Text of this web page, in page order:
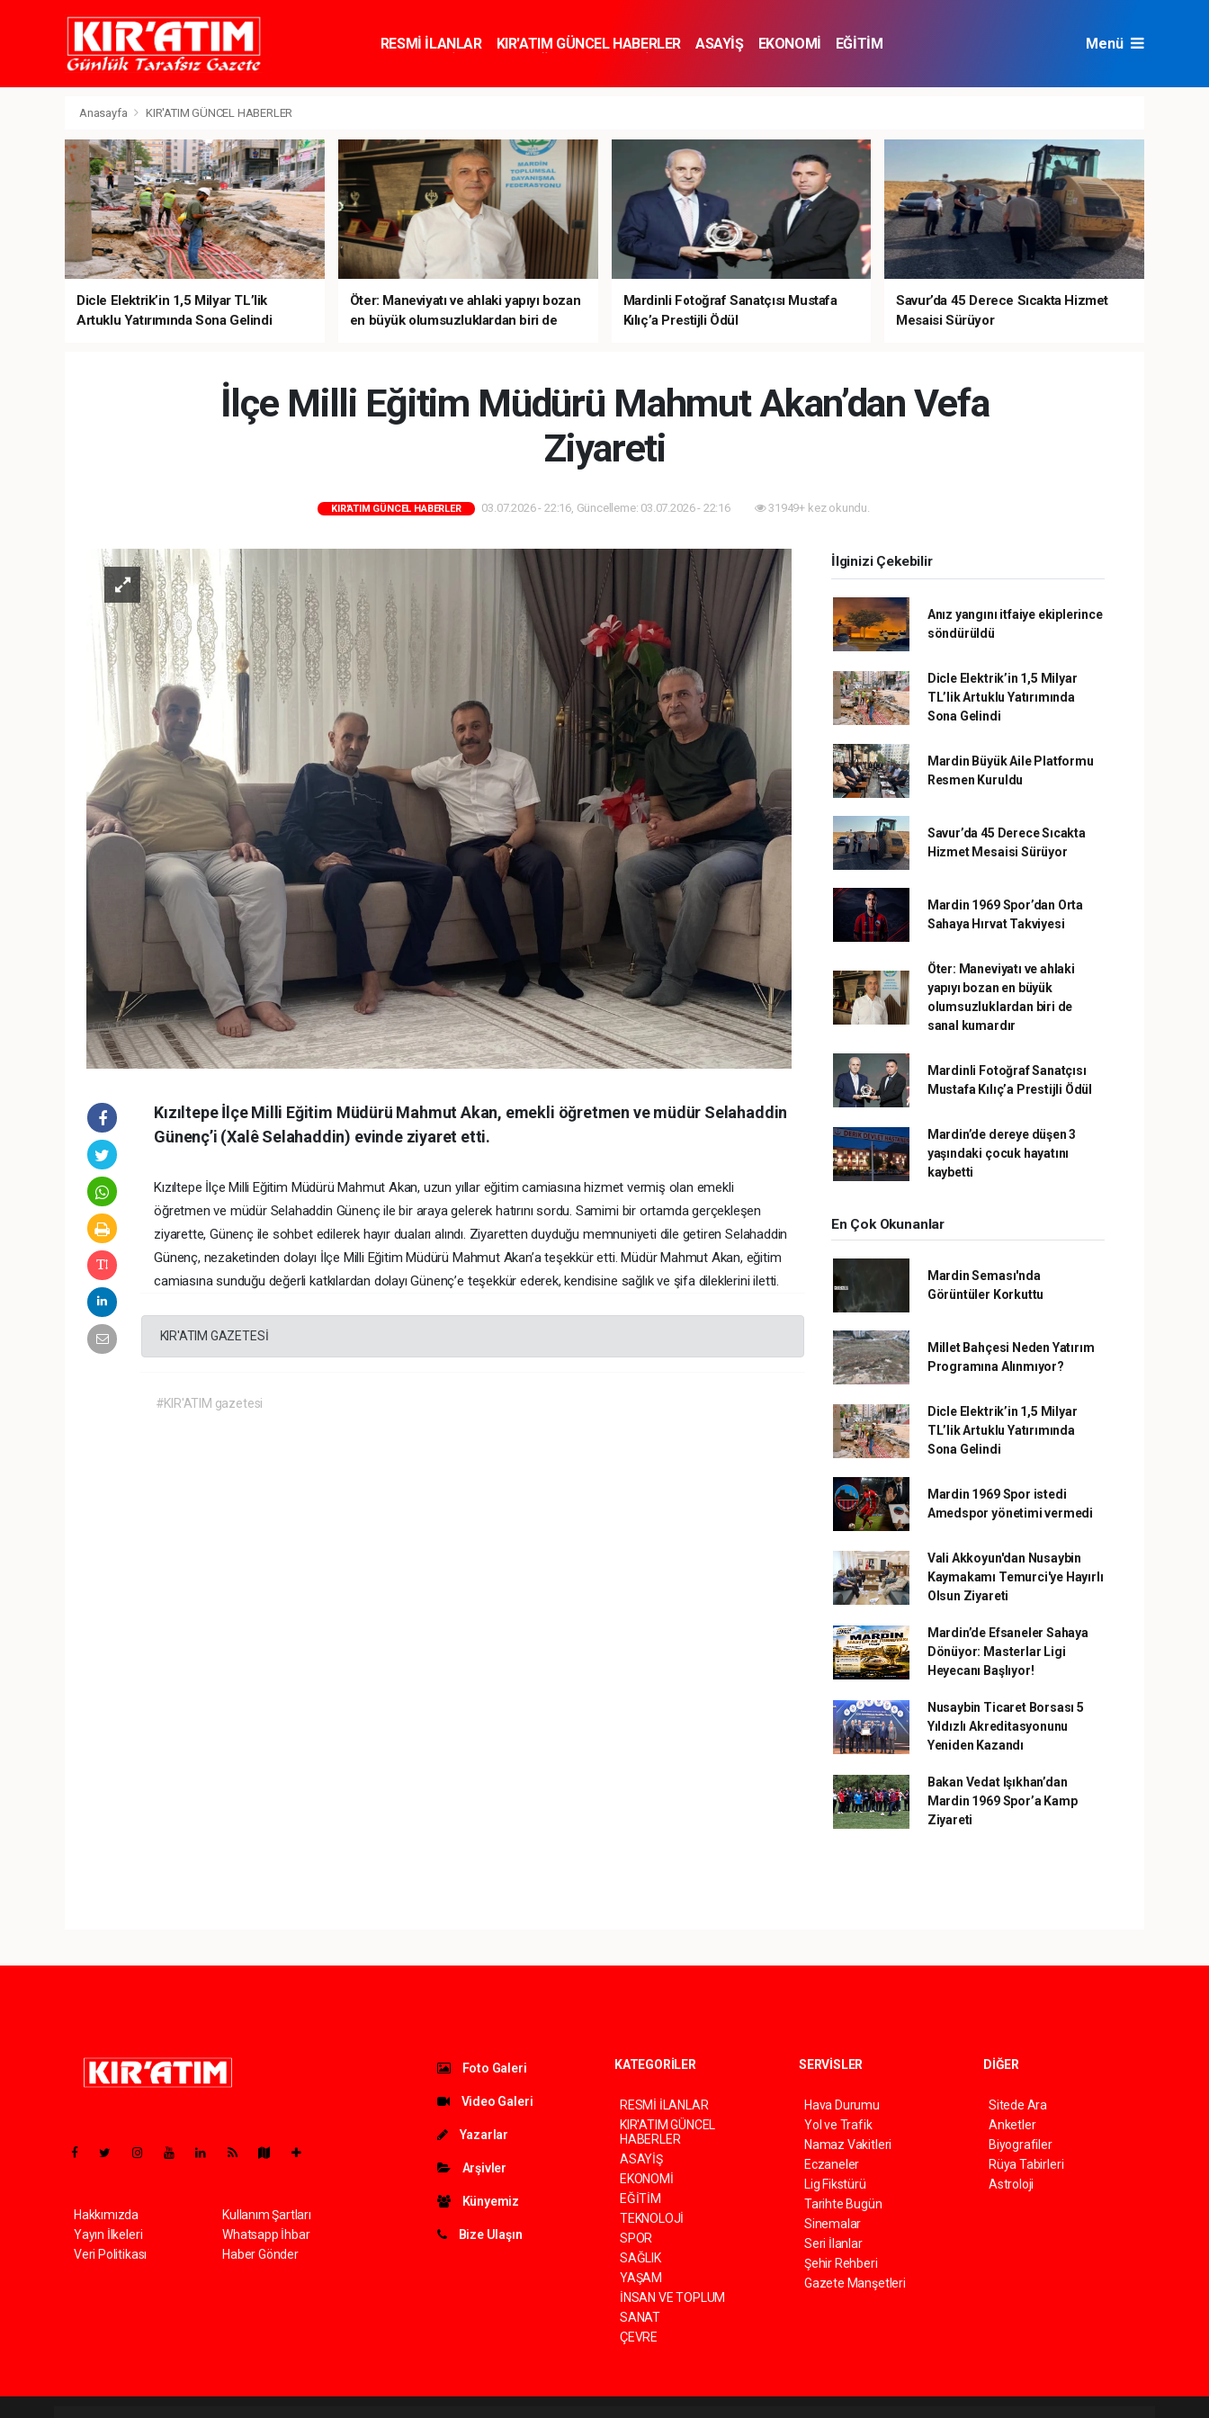
RESMİ İLANLAR KIR'ATIM GÜNCEL HABERLER ASAYİŞ EKONOMİ
EĞİTİM
Menü
Anasayfa KIR'ATIM GÜNCEL HABERLER
Dicle Elektrik’in 1,5 Milyar TL’lik
Artuklu Yatırımında Sona Gelindi
Öter: Maneviyatı ve ahlaki yapıyı bozan
en büyük olumsuzluklardan biri de
Mardinli Fotoğraf Sanatçısı Mustafa
Kılıç’a Prestijli Ödül
Savur’da 45 Derece Sıcakta Hizmet
Mesaisi Sürüyor
İlçe Milli Eğitim Müdürü Mahmut Akan’dan Vefa
Ziyareti
KIR'ATIM GÜNCEL HABERLER 03.07.2026 - 22:16, Güncelleme: 03.07.2026 - 22:16 31949+ kez okundu.
Kızıltepe İlçe Milli Eğitim Müdürü Mahmut Akan, emekli öğretmen ve müdür Selahaddin
Günenç’i (Xalê Selahaddin) evinde ziyaret etti.
Kızıltepe İlçe Milli Eğitim Müdürü Mahmut Akan, uzun yıllar eğitim camiasına hizmet vermiş olan emekli
öğretmen ve müdür Selahaddin Günenç ile bir araya gelerek hatırını sordu. Samimi bir ortamda gerçekleşen
ziyarette, Günenç ile sohbet edilerek hayır duaları alındı. Ziyaretten duyduğu memnuniyeti dile getiren Selahaddin
Günenç, nezaketinden dolayı İlçe Milli Eğitim Müdürü Mahmut Akan’a teşekkür etti. Müdür Mahmut Akan, eğitim
camiasına sunduğu değerli katkılardan dolayı Günenç’e teşekkür ederek, kendisine sağlık ve şifa dileklerini iletti.
KIR'ATIM GAZETESİ
#KIR'ATIM gazetesi
İlginizi Çekebilir
Anız yangını itfaiye ekiplerince
söndürüldü
Dicle Elektrik’in 1,5 Milyar
TL’lik Artuklu Yatırımında
Sona Gelindi
Mardin Büyük Aile Platformu
Resmen Kuruldu
Savur’da 45 Derece Sıcakta
Hizmet Mesaisi Sürüyor
Mardin 1969 Spor’dan Orta
Sahaya Hırvat Takviyesi
Öter: Maneviyatı ve ahlaki
yapıyı bozan en büyük
olumsuzluklardan biri de
sanal kumardır
Mardinli Fotoğraf Sanatçısı
Mustafa Kılıç’a Prestijli Ödül
Mardin’de dereye düşen 3
yaşındaki çocuk hayatını
kaybetti
En Çok Okunanlar
Mardin Seması'nda
Görüntüler Korkuttu
Millet Bahçesi Neden Yatırım
Programına Alınmıyor?
Dicle Elektrik’in 1,5 Milyar
TL’lik Artuklu Yatırımında
Sona Gelindi
Mardin 1969 Spor istedi
Amedspor yönetimi vermedi
Vali Akkoyun'dan Nusaybin
Kaymakamı Temurci'ye Hayırlı
Olsun Ziyareti
Mardin’de Efsaneler Sahaya
Dönüyor: Masterlar Ligi
Heyecanı Başlıyor!
Nusaybin Ticaret Borsası 5
Yıldızlı Akreditasyonunu
Yeniden Kazandı
Bakan Vedat Işıkhan’dan
Mardin 1969 Spor’a Kamp
Ziyareti
Hakkımızda
Yayın İlkeleri
Veri Politikası
Kullanım Şartları
Whatsapp İhbar
Haber Gönder
Foto Galeri
Video Galeri
Yazarlar
Arşivler
Künyemiz
Bize Ulaşın
KATEGORİLER
RESMİ İLANLAR
KIR'ATIM GÜNCEL
HABERLER
ASAYİŞ
EKONOMİ
EĞİTİM
TEKNOLOJİ
SPOR
SAĞLIK
YAŞAM
İNSAN VE TOPLUM
SANAT
ÇEVRE
SERVİSLER
Hava Durumu
Yol ve Trafik
Namaz Vakitleri
Eczaneler
Lig Fikstürü
Tarihte Bugün
Sinemalar
Seri İlanlar
Şehir Rehberi
Gazete Manşetleri
DİĞER
Sitede Ara
Anketler
Biyografiler
Rüya Tabirleri
Astroloji